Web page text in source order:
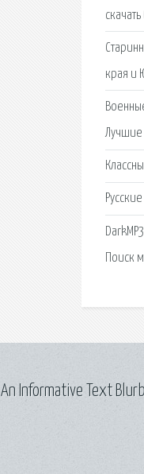
края и
Лучшие
Поиск
An Informative Text